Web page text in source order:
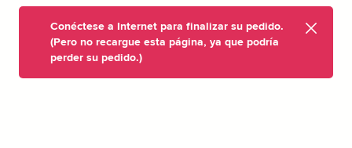
Conéctese a Internet para finalizar su pedido.
(Pero no recargue esta página, ya que podría
perder su pedido.)